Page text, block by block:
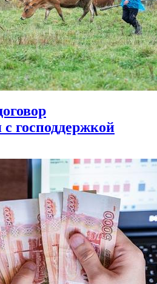
с господдержкой